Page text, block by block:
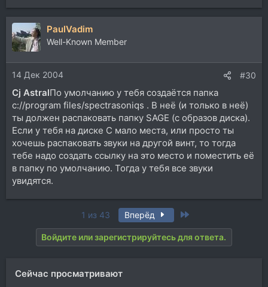
PaulVadim
Well-Known Member
14 Дек 2004 #30
Cj AstralПо умолчанию у тебя создаётся папка
c://program files/spectrasoniqs . В неё (и только в неё)
ты должен распаковать папку SAGE (c образов диска).
Если у тебя на диске C мало места, или просто ты
хочешь распаковать звуки на другой винт, то тогда
тебе надо создать ссылку на это место и поместить её
в папку по умолчанию. Тогда у тебя все звуки
увидятся.
1 из 43 Вперёд
Войдите или зарегистрируйтесь для ответа.
Сейчас просматривают